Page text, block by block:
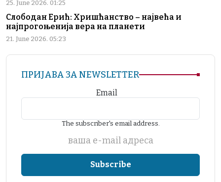
25. June 2026. 01:25
Слободан Ерић: Хришћанство – највећа и
најпрогоњенија вера на планети
21. June 2026. 05:23
ПРИЈАВА ЗА NEWSLETTER
Email
The subscriber's email address.
ваша е-mail адреса